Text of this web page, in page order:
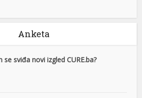
Anketa
se sviđa novi izgled CURE.ba?